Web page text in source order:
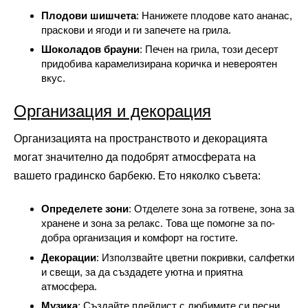
Плодови шишчета: Нанижете плодове като ананас,
праскови и ягоди и ги запечете на грила.
Шоколадов брауни: Печен на грила, този десерт
придобива карамелизирана коричка и невероятен
вкус.
Организация и декорация
Организацията на пространството и декорацията
могат значително да подобрят атмосферата на
вашето градинско барбекю. Ето няколко съвета:
Определете зони: Отделете зона за готвене, зона за
хранене и зона за релакс. Това ще помогне за по-
добра организация и комфорт на гостите.
Декорации: Използвайте цветни покривки, салфетки
и свещи, за да създадете уютна и приятна
атмосфера.